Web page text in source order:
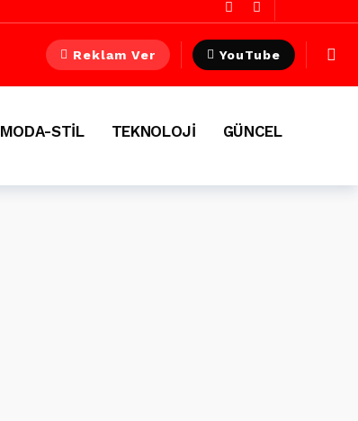
Reklam Ver YouTube
MODA-STİL TEKNOLOJİ
GÜNCEL